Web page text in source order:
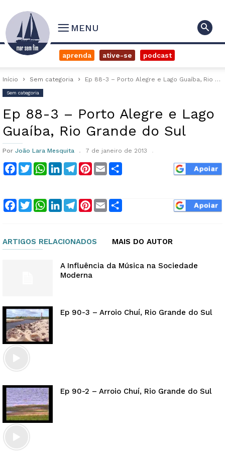
MENU
aprenda ative-se podcast
Início Sem categoria Ep 88-3 – Porto Alegre e Lago Guaíba, Rio Grande do Sul
Sem categoria
Ep 88-3 – Porto Alegre e Lago
Guaíba, Rio Grande do Sul
Por João Lara Mesquita 7 de janeiro de 2013
Facebook
TwitterWhatsApp
LinkedInTelegram
Pinterest
Email
Facebook
TwitterWhatsApp
LinkedInTelegram
Pinterest
Email
ARTIGOS RELACIONADOS MAIS DO AUTOR
A Influência da Música na Sociedade
Moderna
Ep 90-3 – Arroio Chuí, Rio Grande do Sul
Ep 90-2 – Arroio Chuí, Rio Grande do Sul